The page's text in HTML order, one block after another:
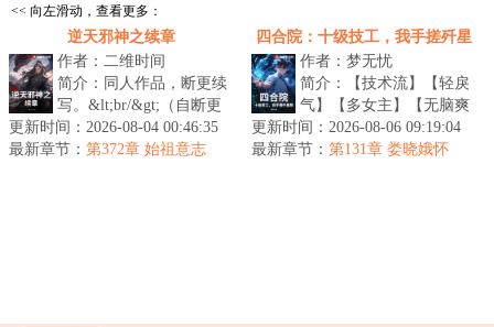
<< 向左滑动，查看更多：
逆天邪神之续章
作者：二维时间
简介：同人作品，断更续
写。&lt;br/&gt;（自断更
章节：章开始续写。原著
完结遥遥无期，那便执
更新时间：2026-08-04 00:46:35
最新章节： 第372章 始祖意志
四合院：十级技工，我手搓歼星
舰
作者：梦无忧
简介：【技术流】【轻戾
气】【多女主】【无脑爽
文】&lt;br/&gt;那天，落
后了百年的华夏，升起来
更新时间：2026-08-06 09:19:04
最新章节： 第131章 娄晓娥怀